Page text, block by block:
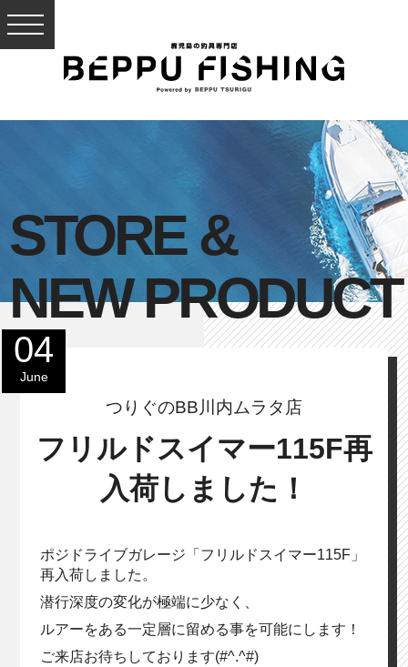
STORE &
NEW PRODUCT
04
June
つりぐのBB川内ムラタ店
フリルドスイマー115F再
入荷しました！
ポジドライブガレージ「フリルドスイマー115F」
再入荷しました。
潜行深度の変化が極端に少なく、
ルアーをある一定層に留める事を可能にします！
ご来店お待ちしております(#^.^#)